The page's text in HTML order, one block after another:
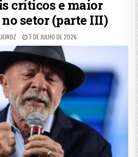
críticos e maior
setor (parte III)
7 DE JULHO DE 2026